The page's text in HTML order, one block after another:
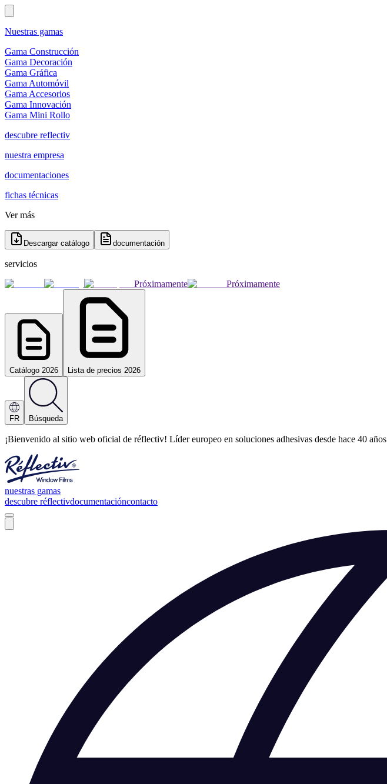
Nuestras gamas
Gama Construcción
Gama Decoración
Gama Gráfica
Gama Automóvil
Gama Accesorios
Gama Innovación
Gama Mini Rollo
descubre reflectiv
nuestra empresa
documentaciones
fichas técnicas
Ver más
Descargar catálogo documentación
servicios
Próximamente
Próximamente
Catálogo 2026 Lista de precios 2026
FR Búsqueda
¡Bienvenido al sitio web oficial de réflectiv! Líder europeo en soluciones adhesivas desde hace 40 años
nuestras gamas
descubre réflectivdocumentacióncontacto